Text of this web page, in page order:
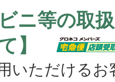
ビニ等の取
】
いただけるお